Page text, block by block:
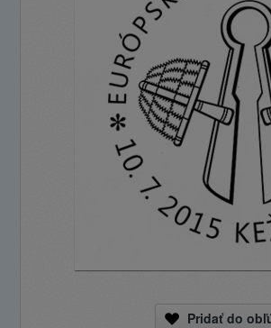
Pridať do